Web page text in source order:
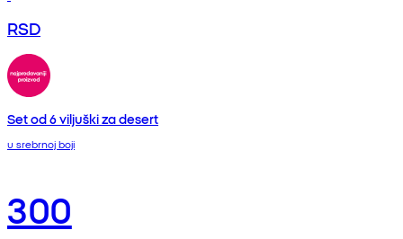
RSD
Set od 6 viljuški za desert
u srebrnoj boji
300